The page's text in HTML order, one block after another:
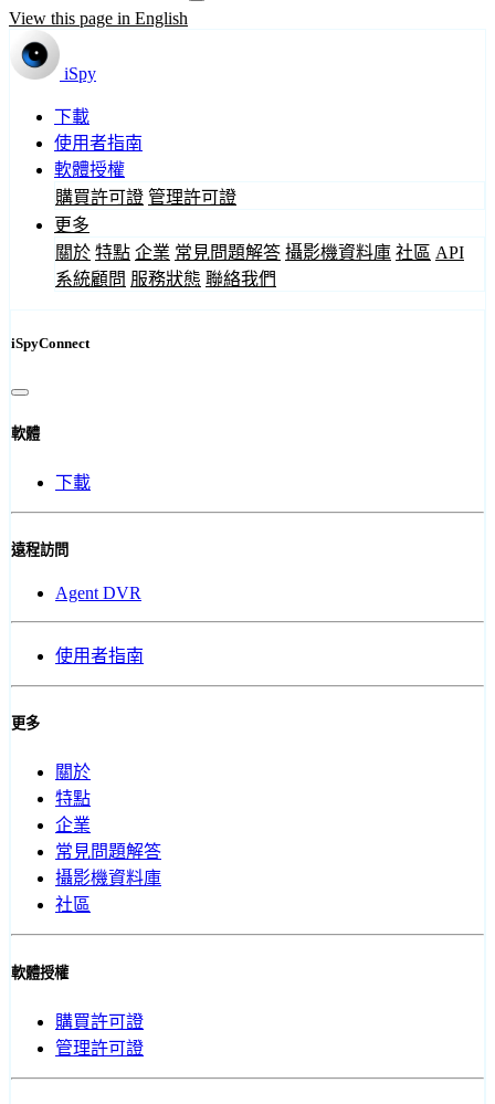
View this page in English
iSpy
下載
使用者指南
軟體授權
購買許可證 管理許可證
更多
關於 特點 企業 常見問題解答 攝影機資料庫 社區 API
系統顧問 服務狀態 聯絡我們
iSpyConnect
軟體
下載
遠程訪問
Agent DVR
使用者指南
更多
關於
特點
企業
常見問題解答
攝影機資料庫
社區
軟體授權
購買許可證
管理許可證